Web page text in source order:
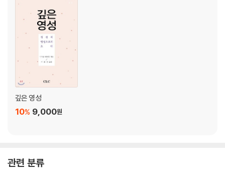
제3부 하나님의 은혜
08 _ 사사 삼손·168
실패한 사사 · 168 I 회개한 사사 삼손 · 174 I 믿음의 증거 · 184
09 _ 하나님의 은혜와 섭리 · 191
하나님의 마음에 있는 이스라엘 · 192 I 우리를 향한 하나님의 큰 그림 ·
196
10 _ 하나님의 부르심 · 202
나실인 사사에 대한 하나님의 기대 · 202 I 나실인 사사 삼손과 그리스도
믿음의 부모와 자녀에 대한 소고 · 229 I 정체성에 대한 소고 · 233
깊은 영성
9,000원
10%
관련 분류